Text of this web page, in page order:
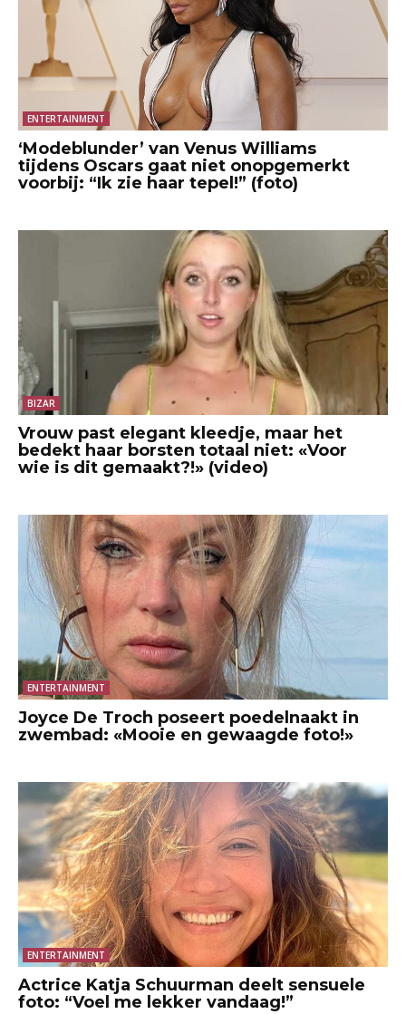
ENTERTAINMENT
‘Modeblunder’ van Venus Williams
tijdens Oscars gaat niet onopgemerkt
voorbij: “Ik zie haar tepel!” (foto)
BIZAR
Vrouw past elegant kleedje, maar het
bedekt haar borsten totaal niet: «Voor
wie is dit gemaakt?!» (video)
ENTERTAINMENT
Joyce De Troch poseert poedelnaakt in
zwembad: «Mooie en gewaagde foto!»
ENTERTAINMENT
Actrice Katja Schuurman deelt sensuele
foto: “Voel me lekker vandaag!”